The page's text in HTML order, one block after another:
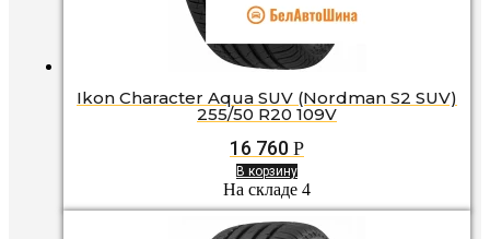
Ikon Character Aqua SUV (Nordman S2 SUV)
255/50 R20 109V
16 760 Р
В корзину
На складе 4